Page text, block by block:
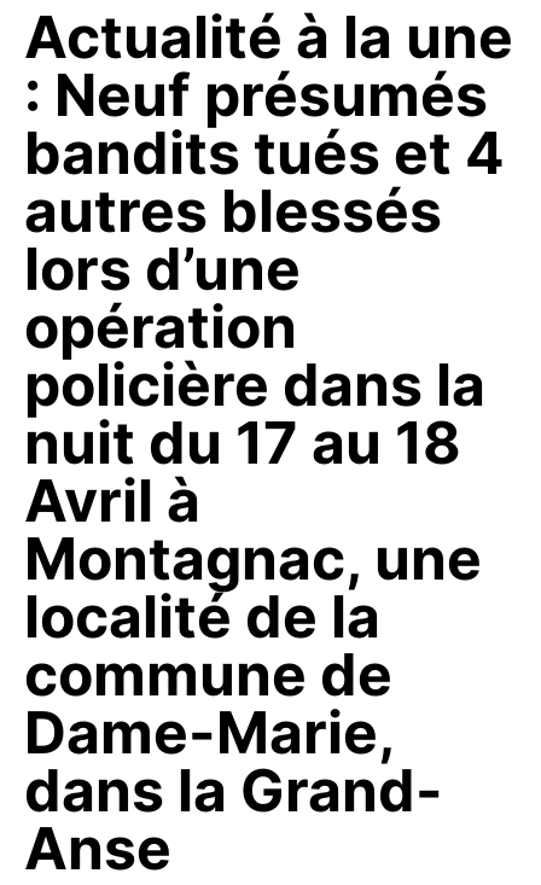
Actualité à la une
: Neuf présumés
bandits tués et 4
autres blessés
lors d’une
opération
policière dans la
nuit du 17 au 18
Avril à
Montagnac, une
localité de la
commune de
Dame-Marie,
dans la Grand-
Anse